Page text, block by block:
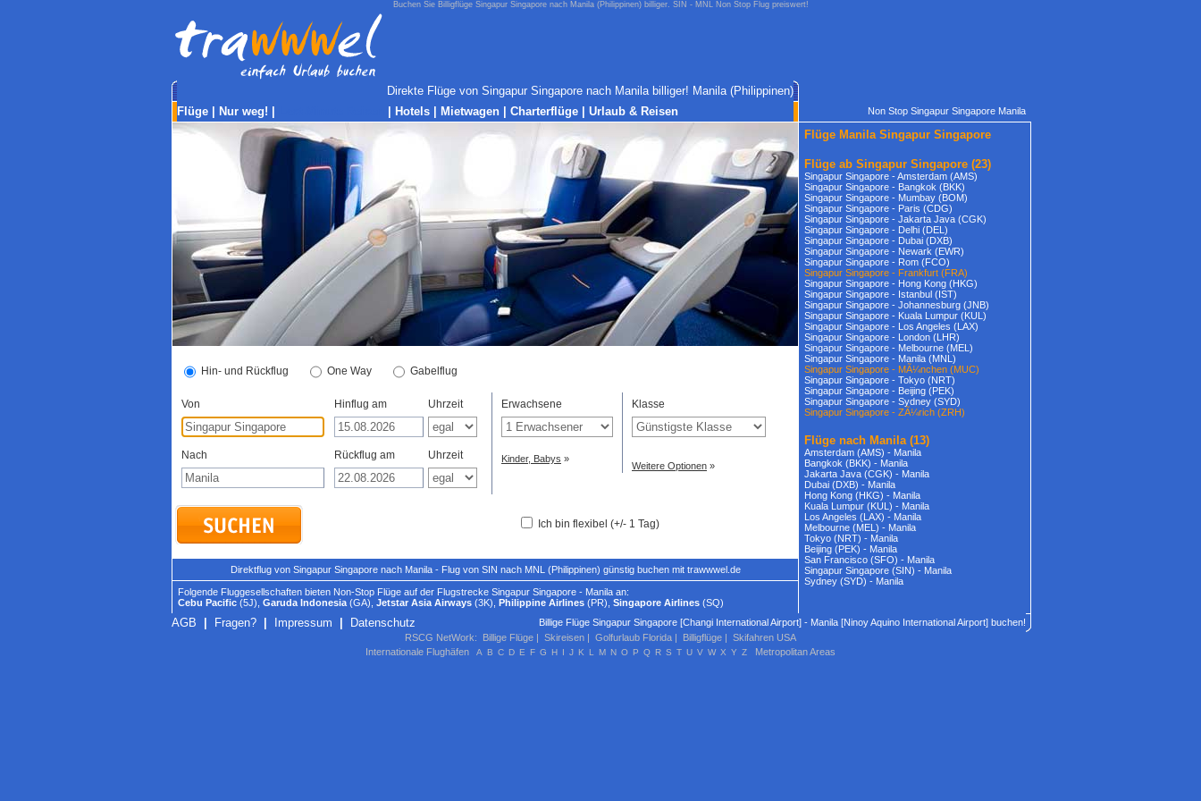
Buchen Sie Billigflüge Singapur Singapore nach Manila (Philippinen) billiger. SIN - MNL Non Stop Flug preiswert!
Direkte Flüge von Singapur Singapore nach Manila billiger! Manila (Philippinen)
Flüge
Nur weg! Hotels Mietwagen Charterflüge Urlaub & Reisen Non Stop Singapur Singapore Manila
Hin- und Rückflug One Way Gabelflug
Von Hinflug am Uhrzeit
Nach Rückflug am Uhrzeit
Erwachsene
Kinder, Babys »
Klasse
Weitere Optionen »
Ich bin flexibel (+/- 1 Tag)
Direktflug von Singapur Singapore nach Manila - Flug von SIN nach MNL (Philippinen) günstig buchen mit trawwwel.de
Folgende Fluggesellschaften bieten Non-Stop Flüge auf der Flugstrecke Singapur Singapore - Manila an:
Cebu Pacific (5J), Garuda Indonesia (GA), Jetstar Asia Airways (3K), Philippine Airlines (PR), Singapore Airlines (SQ)
Flüge Manila Singapur Singapore
Flüge ab Singapur Singapore (23)
Singapur Singapore - Amsterdam (AMS)
Singapur Singapore - Bangkok (BKK)
Singapur Singapore - Mumbay (BOM)
Singapur Singapore - Paris (CDG)
Singapur Singapore - Jakarta Java (CGK)
Singapur Singapore - Delhi (DEL)
Singapur Singapore - Dubai (DXB)
Singapur Singapore - Newark (EWR)
Singapur Singapore - Rom (FCO)
Singapur Singapore - Frankfurt (FRA)
Singapur Singapore - Hong Kong (HKG)
Singapur Singapore - Istanbul (IST)
Singapur Singapore - Johannesburg (JNB)
Singapur Singapore - Kuala Lumpur (KUL)
Singapur Singapore - Los Angeles (LAX)
Singapur Singapore - London (LHR)
Singapur Singapore - Melbourne (MEL)
Singapur Singapore - Manila (MNL)
Singapur Singapore - MÃ¼nchen (MUC)
Singapur Singapore - Tokyo (NRT)
Singapur Singapore - Beijing (PEK)
Singapur Singapore - Sydney (SYD)
Singapur Singapore - ZÃ¼rich (ZRH)
Flüge nach Manila(13)
Amsterdam (AMS) - Manila
Bangkok (BKK) - Manila
Jakarta Java (CGK) - Manila
Dubai (DXB) - Manila
Hong Kong (HKG) - Manila
Kuala Lumpur (KUL) - Manila
Los Angeles (LAX) - Manila
Melbourne (MEL) - Manila
Tokyo (NRT) - Manila
Beijing (PEK) - Manila
San Francisco (SFO) - Manila
Singapur Singapore (SIN) - Manila
Sydney (SYD) - Manila
AGB Fragen? Impressum Datenschutz
Billige Flüge Singapur Singapore [Changi International Airport] - Manila [Ninoy Aquino International Airport] buchen!
RSCG NetWork: Billige Flüge | Skireisen | Golfurlaub Florida | Billigflüge | Skifahren USA
Internationale Flughäfen
A B C D E F G H I J K L M N O P Q R S T U V W X Y Z Metropolitan Areas